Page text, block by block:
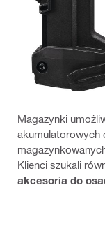
Magazynki
akumulatorowych
Klienci szukali
akcesoria do